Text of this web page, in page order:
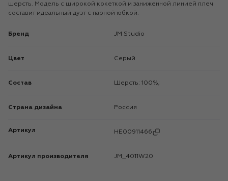
шерсть. Модель с широкой кокеткой и заниженной линией плеч
составит идеальный дуэт с парной юбкой.
Бренд JM Studio
Цвет Серый
Состав Шерсть: 100%;
Страна дизайна Россия
Артикул HE00911466
Артикул производителя JM_4011W20